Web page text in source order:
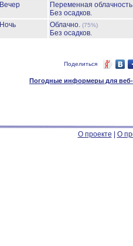
Вечер
Переменная
Без осадков.
Ночь
Облачно. (75%)
Без осадков.
Поделиться
Погодные информеры для веб-
О проекте О